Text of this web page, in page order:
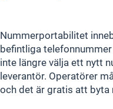
Nummerportabilitet
befintliga
inte längre välja ett nytt
leverantör. Operatörer
och det är gratis att byta